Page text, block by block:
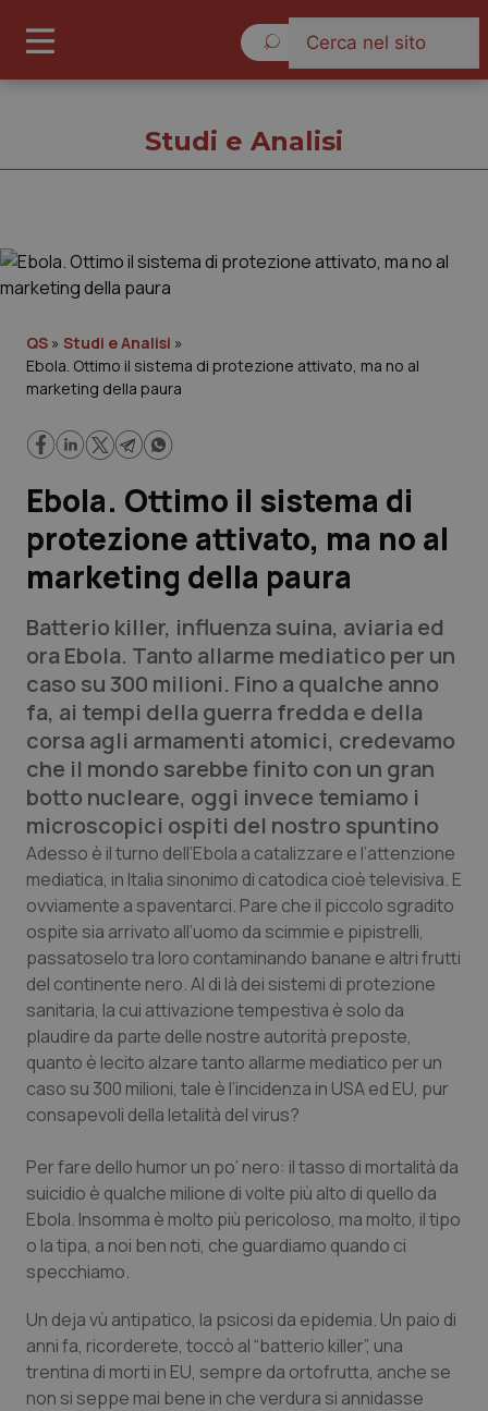
Governo e Parlamento
Regioni e Asl
Lavoro e Professioni
Scienza e Farmaci
Studi e Analisi
Lettere al direttore
Edizioni Regionali
QS Pro
Professionisti Sanitari.AI
Abruzzo
Basilicata
Calabria
Campania
Emilia-Romagna
Friuli Venezia Giulia
Lazio
Liguria
Lombardia
Marche
QS Pro Gold
Artrite & artrosi
Asma & BPCO
Car-T
Colesterolo & coronaropatie
Dermatite Atopica
Diabete & glucometri
Disturbi dell’umore
Dolore
Donna & Salute
QS Club Newsletter
Studi e Analisi
QS » Studi e Analisi »
Ebola. Ottimo il sistema di protezione attivato, ma no al
marketing della paura
Ebola. Ottimo il sistema di
protezione attivato, ma no al
marketing della paura
Batterio killer, influenza suina, aviaria ed
ora Ebola. Tanto allarme mediatico per un
caso su 300 milioni. Fino a qualche anno
fa, ai tempi della guerra fredda e della
corsa agli armamenti atomici, credevamo
che il mondo sarebbe finito con un gran
botto nucleare, oggi invece temiamo i
microscopici ospiti del nostro spuntino
Adesso è il turno dell’Ebola a catalizzare e l’attenzione
mediatica, in Italia sinonimo di catodica cioè televisiva. E
ovviamente a spaventarci. Pare che il piccolo sgradito
ospite sia arrivato all’uomo da scimmie e pipistrelli,
passatoselo tra loro contaminando banane e altri frutti
del continente nero. Al di là dei sistemi di protezione
sanitaria, la cui attivazione tempestiva è solo da
plaudire da parte delle nostre autorità preposte,
quanto è lecito alzare tanto allarme mediatico per un
caso su 300 milioni, tale è l’incidenza in USA ed EU, pur
consapevoli della letalità del virus?
Per fare dello humor un po’ nero: il tasso di mortalità da
suicidio è qualche milione di volte più alto di quello da
Ebola. Insomma è molto più pericoloso, ma molto, il tipo
o la tipa, a noi ben noti, che guardiamo quando ci
specchiamo.
Un deja vù antipatico, la psicosi da epidemia. Un paio di
anni fa, ricorderete, toccò al “batterio killer”, una
trentina di morti in EU, sempre da ortofrutta, anche se
non si seppe mai bene in che verdura si annidasse